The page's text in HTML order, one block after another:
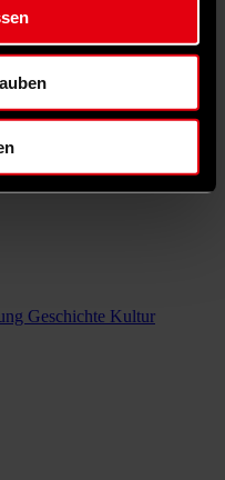
Geschichte Kultur